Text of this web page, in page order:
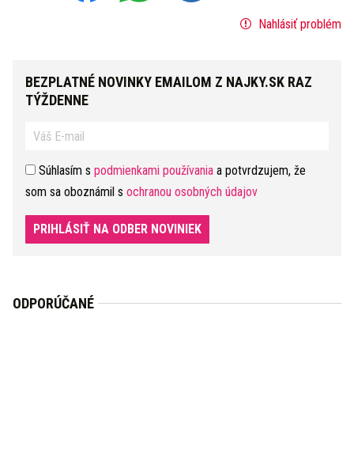
Nahlásiť problém
BEZPLATNÉ NOVINKY EMAILOM Z NAJKY.SK RAZ
TÝŽDENNE
Súhlasím s podmienkami používania a potvrdzujem, že
som sa oboznámil s ochranou osobných údajov
PRIHLÁSIŤ NA ODBER NOVINIEK
ODPORÚČANÉ